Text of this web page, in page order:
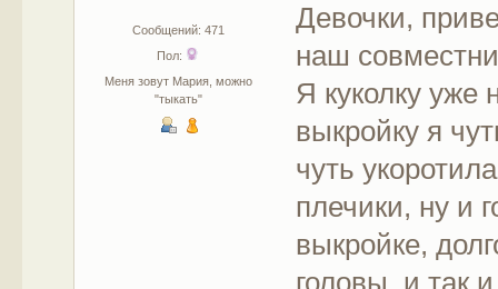
Сообщений: 471
Пол:
Меня зовут Мария, можно
"тыкать"
Девочки,
наш
Я куколку уже
выкройку я
чуть
плечики, ну и
выкройке,